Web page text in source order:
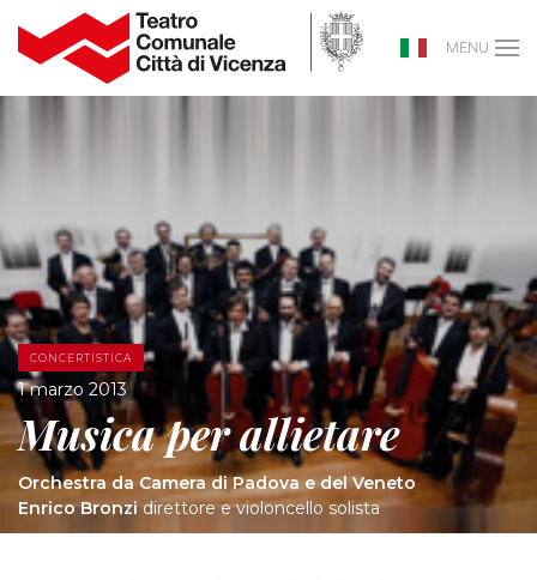
MENU
CONCERTISTICA
1 marzo 2013
Musica per allietare
Orchestra da Camera di Padova e del Veneto
Enrico Bronzidirettore e violoncello solista